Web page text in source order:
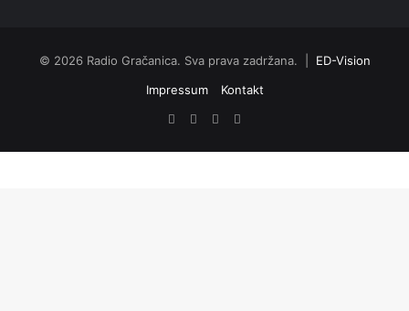
© 2026 Radio Gračanica. Sva prava zadržana. | ED-Vision
Impressum
Kontakt